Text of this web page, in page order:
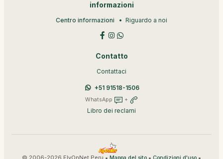
informazioni
Centro informazioni Riguardo a noi
Contatto
Contattaci
+51 91518-1506
WhatsApp +
Libro dei reclami
© 2006-2026 FlyOnNet Peru • Mappa del sito • Condizioni d'uso •